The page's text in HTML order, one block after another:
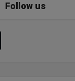
Follow us